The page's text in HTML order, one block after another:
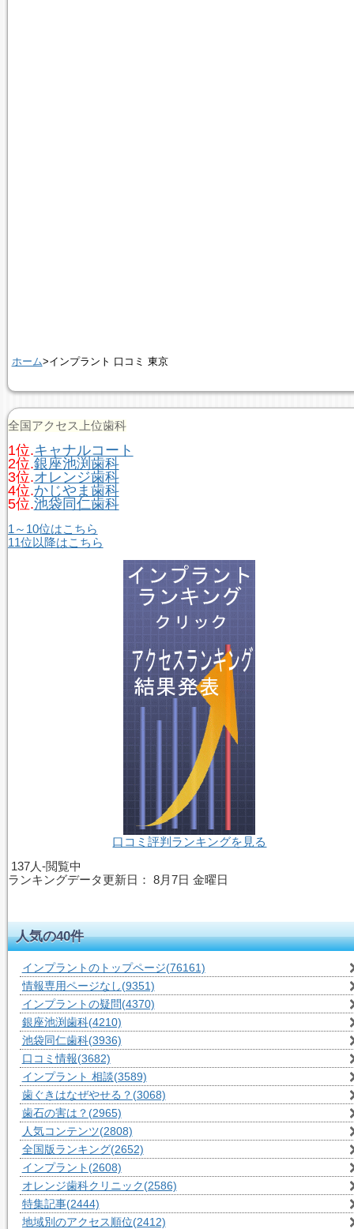
ホーム>インプラント 口コミ 東京
全国アクセス上位歯科
1位.キャナルコート
2位.銀座池渕歯科
3位.オレンジ歯科
4位.かじやま歯科
5位.池袋同仁歯科
1～10位はこちら
11位以降はこちら
口コミ評判ランキングを見る
137人-閲覧中
ランキングデータ更新日： 8月7日 金曜日
人気の40件
インプラントのトップページ(76161)
情報専用ページなし(9351)
インプラントの疑問(4370)
銀座池渕歯科(4210)
池袋同仁歯科(3936)
口コミ情報(3682)
インプラント 相談(3589)
歯ぐきはなぜやせる？ (3068)
歯石の害は？ (2965)
人気コンテンツ(2808)
全国版ランキング(2652)
インプラント (2608)
オレンジ歯科クリニック(2586)
特集記事(2444)
地域別のアクセス順位(2412)